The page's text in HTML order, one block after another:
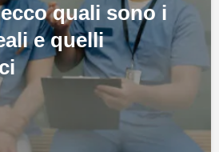
quali sono i
e quelli